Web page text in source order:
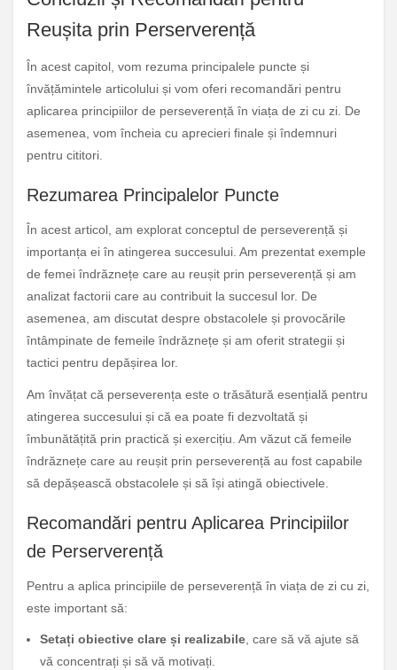
Reușita prin Perserverență
În acest capitol, vom rezuma principalele puncte și
învățămintele articolului și vom oferi recomandări pentru
aplicarea principiilor de perseverență în viața de zi cu zi. De
asemenea, vom încheia cu aprecieri finale și îndemnuri
pentru cititori.
Rezumarea Principalelor Puncte
În acest articol, am explorat conceptul de perseverență și
importanța ei în atingerea succesului. Am prezentat exemple
de femei îndrăznețe care au reușit prin perseverență și am
analizat factorii care au contribuit la succesul lor. De
asemenea, am discutat despre obstacolele și provocările
întâmpinate de femeile îndrăznețe și am oferit strategii și
tactici pentru depășirea lor.
Am învățat că perseverența este o trăsătură esențială pentru
atingerea succesului și că ea poate fi dezvoltată și
îmbunătățită prin practică și exercițiu. Am văzut că femeile
îndrăznețe care au reușit prin perseverență au fost capabile
să depășească obstacolele și să își atingă obiectivele.
Recomandări pentru Aplicarea Principiilor
de Perserverență
Pentru a aplica principiile de perseverență în viața de zi cu zi,
este important să:
Setați obiective clare și realizabile, care să vă ajute să
vă concentrați și să vă motivați.